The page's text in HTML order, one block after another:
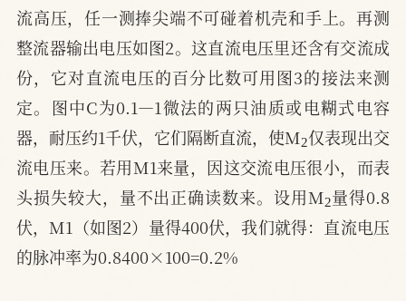
流高压，任一测捧尖端不可碰着机壳和手上。再测
整流器输出电压如图2。这直流电压里还含有交流成
份，它对直流电压的百分比数可用图3的接法来测
定。图中C为0.1—1微法的两只油质或电糊式电容
器，耐压约1千伏，它们隔断直流，使M 2
仅表现出交
流电压来。若用M1来量，因这交流电压很小，而表
头损失较大，量不出正确读数来。设用M2量得0.8
伏，M1（如图2）量得400伏，我们就得：直流电压
的脉冲率为0.8400×100=0.2%